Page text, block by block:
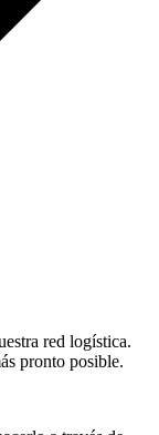
red logística.
pronto posible.